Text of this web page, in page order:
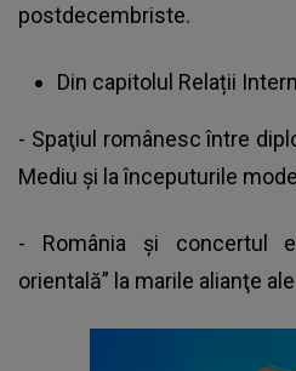
postdecembriste.
Din capitolul Relații
- Spaţiul românesc între
Mediu şi la începuturile
- România şi concertul
orientală” la marile alianţe